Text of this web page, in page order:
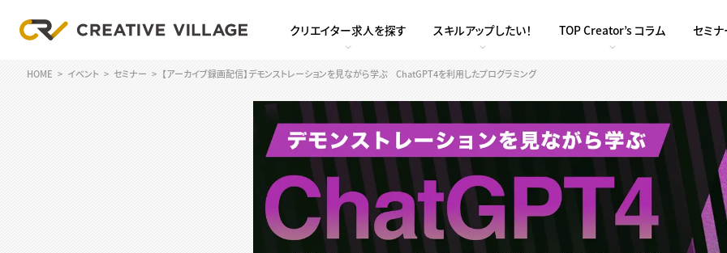
クリエイター求人を探す スキルアップしたい！ TOP Creator’s コラム セミ
HOME イベント セミナー 【アーカイブ録画配信】デモンストレーションを見ながら学ぶ ChatGPT4を利用したプログラミング